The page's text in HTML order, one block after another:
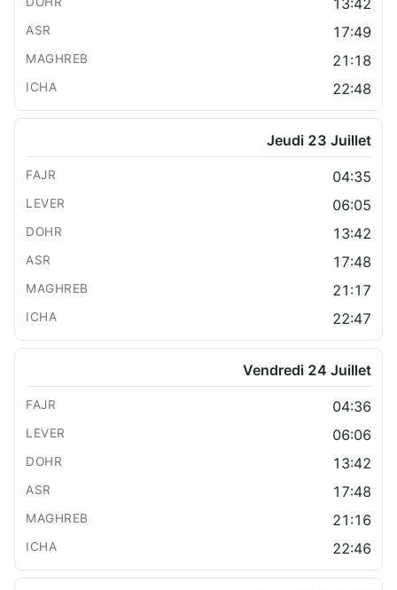
13:42
17:49
21:18
22:48
Jeudi 23 Juillet
04:35
06:05
13:42
17:48
21:17
22:47
Vendredi 24 Juillet
04:36
06:06
13:42
17:48
21:16
22:46